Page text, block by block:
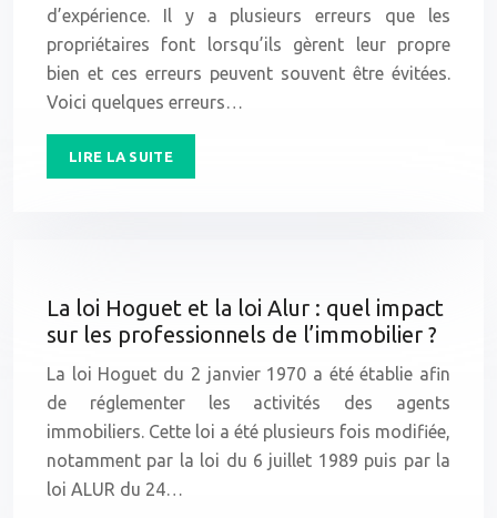
d’expérience. Il y a plusieurs erreurs que les
propriétaires font lorsqu’ils gèrent leur propre
bien et ces erreurs peuvent souvent être évitées.
Voici quelques erreurs…
LIRE LA SUITE
La loi Hoguet et la loi Alur : quel impact
sur les professionnels de l’immobilier ?
La loi Hoguet du 2 janvier 1970 a été établie afin
de réglementer les activités des agents
immobiliers. Cette loi a été plusieurs fois modifiée,
notamment par la loi du 6 juillet 1989 puis par la
loi ALUR du 24…